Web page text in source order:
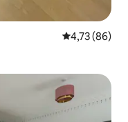
Средна
4,73 (86)